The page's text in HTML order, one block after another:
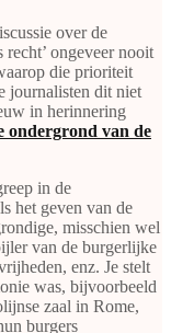
over de
recht’ ongeveer nooit
die prioriteit
journalisten dit niet
in herinnering
ondergrond van de
in de
het geven van de
misschien wel
van de burgerlijke
enz. Je stelt
was, bijvoorbeeld
zaal in Rome,
burgers